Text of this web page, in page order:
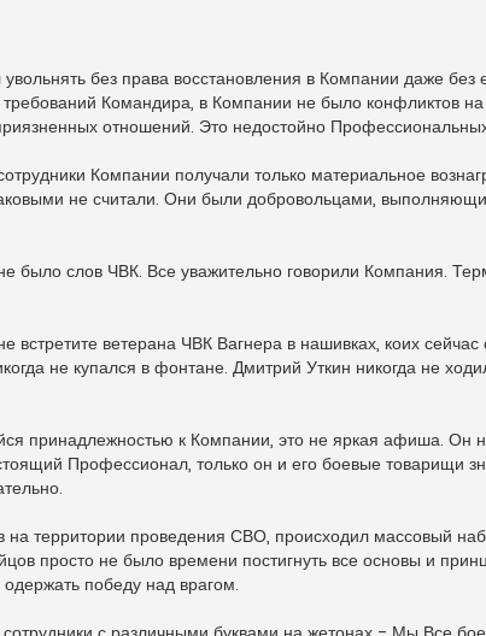
без права восстановления в Компании даже без
Командира, в Компании не было конфликтов на
отношений. Это недостойно
Компании получали только материальное
не считали. Они были добровольцами,
было слов ЧВК. Все уважительно говорили Компания.
встретите ветерана ЧВК Вагнера в нашивках, коих сейчас
не купался в фонтане. Дмитрий Уткин никогда не
принадлежностью к Компании, это не яркая афиша. Он
Профессионал, только он и его боевые товарищи
на территории проведения СВО, происходил массовый
просто не было времени постигнуть все основы и
победу над врагом.